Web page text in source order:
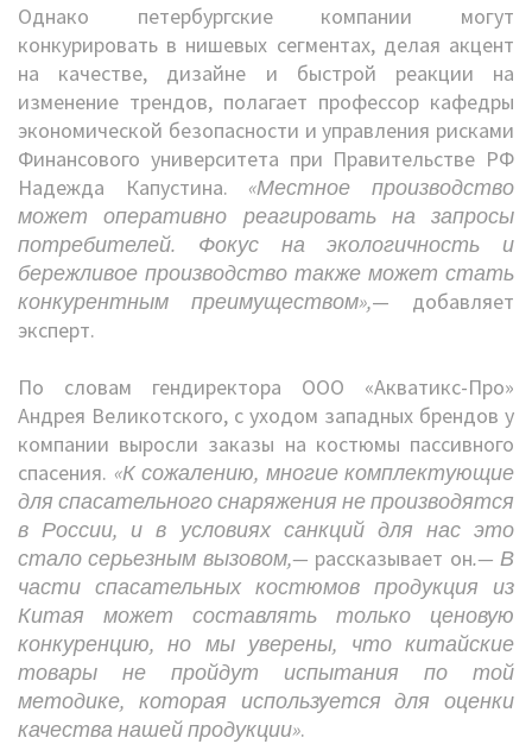
Однако петербургские компании могут
конкурировать в нишевых сегментах, делая акцент
на качестве, дизайне и быстрой реакции на
изменение трендов, полагает профессор кафедры
экономической безопасности и управления рисками
Финансового университета при Правительстве РФ
Надежда Капустина. «Местное производство
может оперативно реагировать на запросы
потребителей. Фокус на экологичность и
бережливое производство также может стать
конкурентным преимуществом»,— добавляет
эксперт.
По словам гендиректора ООО «Акватикс-Про»
Андрея Великотского, с уходом западных брендов у
компании выросли заказы на костюмы пассивного
спасения. «К сожалению, многие комплектующие
для спасательного снаряжения не производятся
в России, и в условиях санкций для нас это
стало серьезным вызовом,— рассказывает он.— В
части спасательных костюмов продукция из
Китая может составлять только ценовую
конкуренцию, но мы уверены, что китайские
товары не пройдут испытания по той
методике, которая используется для оценки
качества нашей продукции».